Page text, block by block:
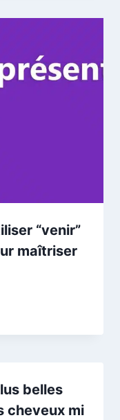
“venir”
maîtriser
belles
cheveux mi